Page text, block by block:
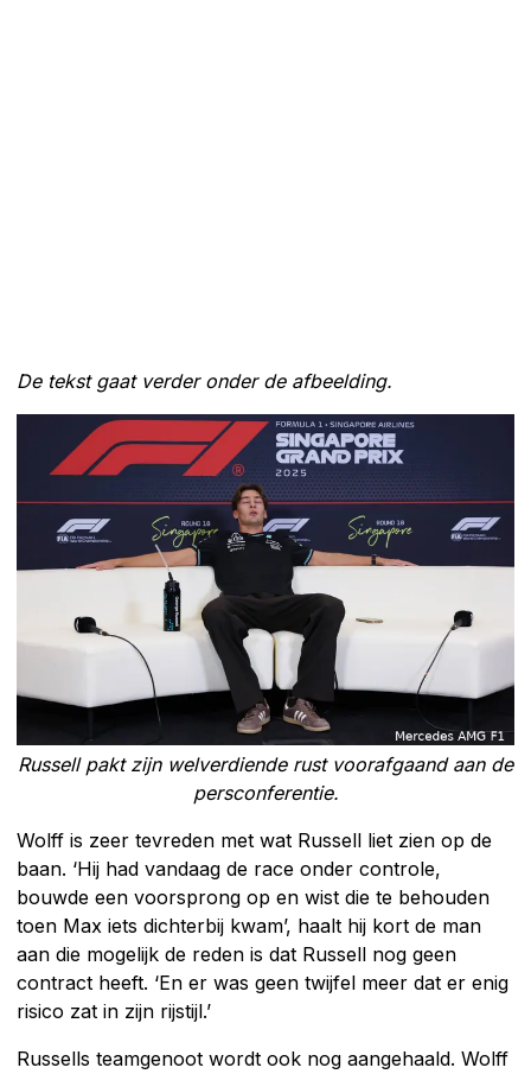
De tekst gaat verder onder de afbeelding.
Russell pakt zijn welverdiende rust voorafgaand aan de
persconferentie.
Wolff is zeer tevreden met wat Russell liet zien op de
baan. ‘Hij had vandaag de race onder controle,
bouwde een voorsprong op en wist die te behouden
toen Max iets dichterbij kwam’, haalt hij kort de man
aan die mogelijk de reden is dat Russell nog geen
contract heeft. ‘En er was geen twijfel meer dat er enig
risico zat in zijn rijstijl.’
Russells teamgenoot wordt ook nog aangehaald. Wolff